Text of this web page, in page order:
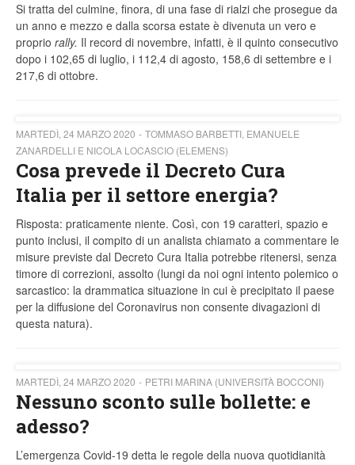
Si tratta del culmine, finora, di una fase di rialzi che prosegue da
un anno e mezzo e dalla scorsa estate è divenuta un vero e
proprio rally. Il record di novembre, infatti, è il quinto consecutivo
dopo i 102,65 di luglio, i 112,4 di agosto, 158,6 di settembre e i
217,6 di ottobre.
MARTEDÌ, 24 MARZO 2020
TOMMASO BARBETTI, EMANUELE
ZANARDELLI E NICOLA LOCASCIO (ELEMENS)
Cosa prevede il Decreto Cura
Italia per il settore energia?
Risposta: praticamente niente. Così, con 19 caratteri, spazio e
punto inclusi, il compito di un analista chiamato a commentare le
misure previste dal Decreto Cura Italia potrebbe ritenersi, senza
timore di correzioni, assolto (lungi da noi ogni intento polemico o
sarcastico: la drammatica situazione in cui è precipitato il paese
per la diffusione del Coronavirus non consente divagazioni di
questa natura).
MARTEDÌ, 24 MARZO 2020 PETRI MARINA (UNIVERSITÀ BOCCONI)
Nessuno sconto sulle bollette: e
adesso?
L’emergenza Covid-19 detta le regole della nuova quotidianità